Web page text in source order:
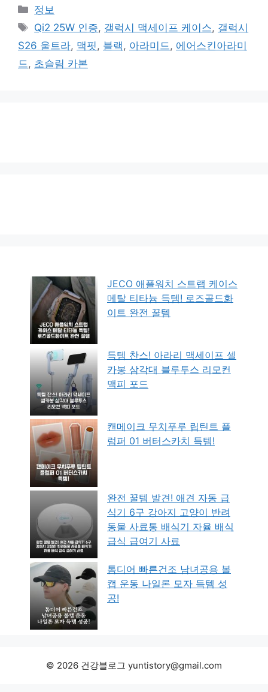
카
테
리
정보
태
그
Qi2 25W 인증, 갤럭시 맥세이프 케이스, 갤럭시
S26 울트라, 맥핏 , 블랙 , 아라미드 , 에어스킨아라미
드 , 초슬림 카본
JECO 애플워치 스트랩 케이스
메탈 티타늄 득템! 로즈골드화
이트 완전 꿀템
득템 찬스! 아라리 맥세이프 셀
카봉 삼각대 블루투스 리모컨
맥피 포드
캔메이크 무치푸루 립틴트 플
럼퍼 01 버터스카치 득템!
완전 꿀템 발견! 애견 자동 급
식기 6구 강아지 고양이 반려
동물 사료통 배식기 자율 배식
급식 급여기 사료
톰디어 빠른건조 남녀공용 볼
캡 운동 나일론 모자 득템 성
공!
© 2026 건강블로그 yuntistory@gmail.com